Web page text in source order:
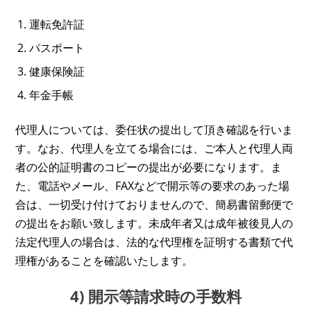
運転免許証
パスポート
健康保険証
年金手帳
代理人については、委任状の提出して頂き確認を行いま
す。なお、代理人を立てる場合には、ご本人と代理人両
者の公的証明書のコピーの提出が必要になります。ま
た、電話やメール、FAXなどで開示等の要求のあった場
合は、一切受け付けておりませんので、簡易書留郵便で
の提出をお願い致します。未成年者又は成年被後見人の
法定代理人の場合は、法的な代理権を証明する書類で代
理権があることを確認いたします。
4) 開示等請求時の手数料